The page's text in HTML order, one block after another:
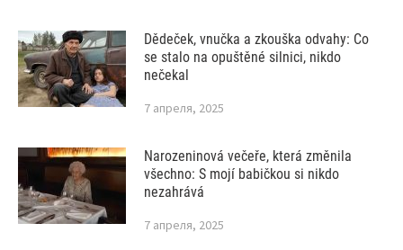
Dědeček, vnučka a zkouška odvahy: Co
se stalo na opuštěné silnici, nikdo
nečekal
7 апреля, 2025
Narozeninová večeře, která změnila
všechno: S mojí babičkou si nikdo
nezahrává
7 апреля, 2025